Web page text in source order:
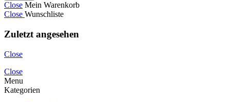
Close Mein Warenkorb
Close Wunschliste
Zuletzt angesehen
Close
Close
Menu
Kategorien